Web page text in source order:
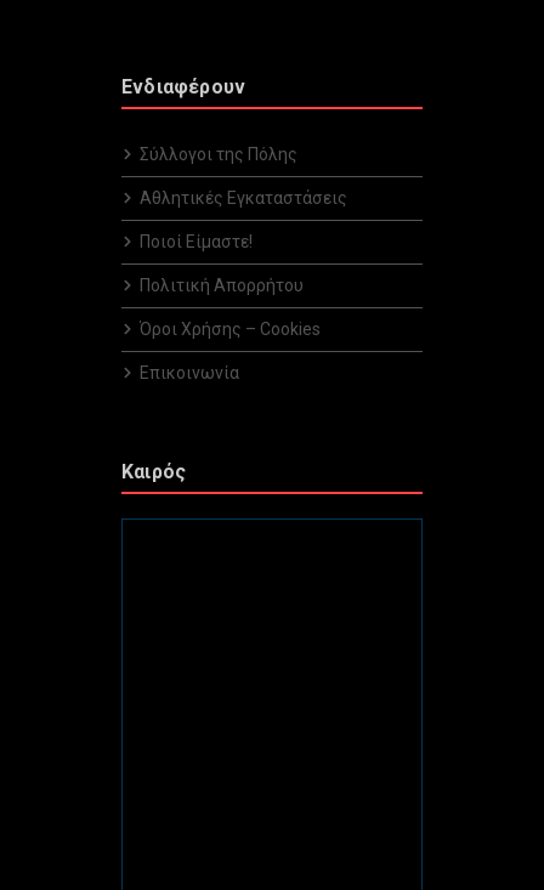
Ενδιαφέρουν
Σύλλογοι της Πόλης
Αθλητικές Εγκαταστάσεις
Ποιοί Είμαστε!
Πολιτική Απορρήτου
Όροι Χρήσης – Cookies
Επικοινωνία
Καιρός